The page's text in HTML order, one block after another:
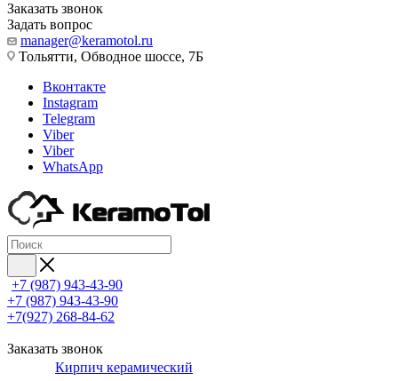
Заказать звонок
Задать вопрос
manager@keramotol.ru
Тольятти, Обводное шоссе, 7Б
Вконтакте
Instagram
Telegram
Viber
Viber
WhatsApp
+7 (987) 943-43-90
+7 (987) 943-43-90
+7(927) 268-84-62
Заказать звонок
Кирпич керамический